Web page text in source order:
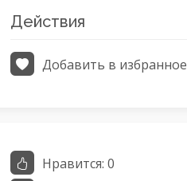
Действия
Добавить в избранное
Нравится: 0